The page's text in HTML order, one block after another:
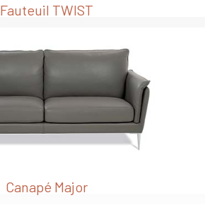
Fauteuil TWIST
Canapé Major